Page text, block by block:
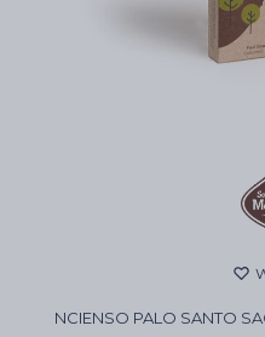
NCIENSO PALO SANTO